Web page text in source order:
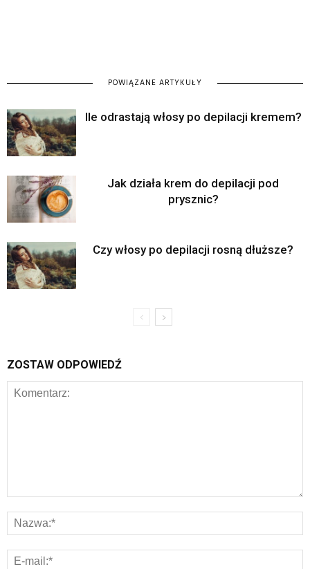
POWIĄZANE ARTYKUŁY
Ile odrastają włosy po depilacji kremem?
Jak działa krem do depilacji pod
prysznic?
Czy włosy po depilacji rosną dłuższe?
ZOSTAW ODPOWIEDŹ